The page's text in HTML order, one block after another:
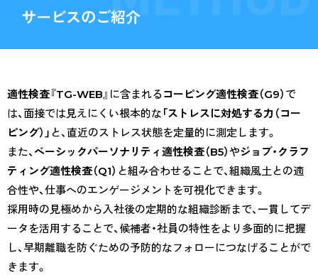
サービスのご紹介
適性検査『TG-WEB』 に含まれる コーピング適性検査（G9） で
は、面接では見えにくい根本的な 「ストレスに対処する力（コー
ピング）」 と、直近のストレス状態を定量的に測定します。
また、ベーシックパーソナリティ適性検査（B5）やジョブ・クラフ
ティング適性検査（Q1） と組み合わせることで、組織風土との適
合性や、仕事へのエンゲージメントを可視化できます。
採用時の見極めから入社後の定期的な組織診断まで、一貫してデ
ータを活用することで、候補者・社員の特性をより多面的に把握
し、早期離職を防ぐための予防的なフォローにつなげることがで
きます。